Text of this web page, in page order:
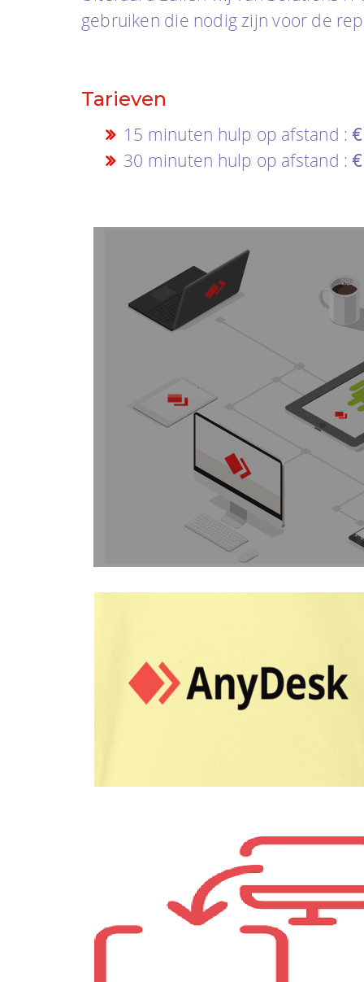
gebruiken die nodig zijn voor de
Tarieven
15 minuten hulp op afstand :
30 minuten hulp op afstand :
Afschermen van programma’s of
websites voor uw kinderen